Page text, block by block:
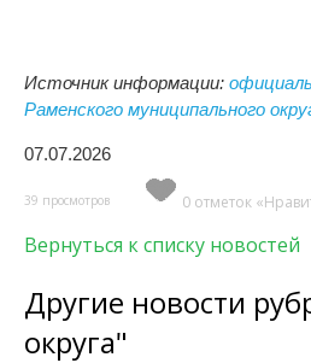
Источник информации:
Раменского муниципального
07.07.2026
39 просмотров 0 отметок
Вернуться к списку новостей
Другие новости
округа"